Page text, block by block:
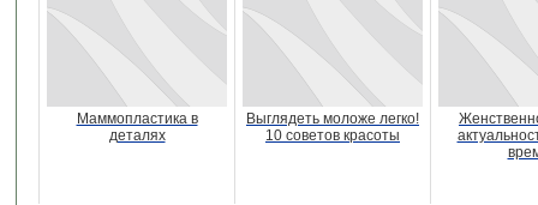
Маммопластика в
деталях
Выглядеть моложе легко!
10 советов красоты